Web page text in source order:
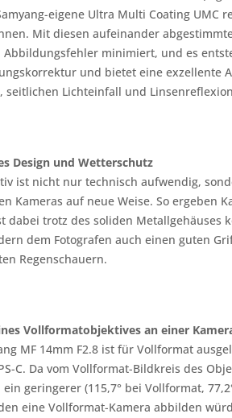
eigene Ultra Multi Coating
Mit diesen aufeinander
Abbildungsfehler minimiert, und es
und bietet eine exzellente
seitlichen Lichteinfall und
Design und Wetterschutz
ist nicht nur technisch aufwendig,
Kameras auf neue Weise. So ergeben
dabei trotz des soliden
dem Fotografen auch einen guten
Regenschauern.
Vollformatobjektives an einer
MF 14mm F2.8 ist für Vollformat
C. Da vom Vollformat-Bildkreis des
geringerer (115,7° bei Vollformat,
eine Vollformat-Kamera abbilden